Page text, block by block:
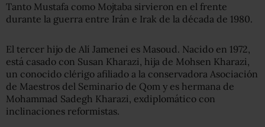
Tanto Mustafa como Mojtaba sirvieron en el frente
durante la guerra entre Irán e Irak de la década de 1980.
El tercer hijo de Alí Jamenei es Masoud. Nacido en 1972,
está casado con Susan Kharazi, hija de Mohsen Kharazi,
un conocido clérigo afiliado a la conservadora Asociación
de Maestros del Seminario de Qom y es hermana de
Mohammad Sadegh Kharazi, exdiplomático con
inclinaciones reformistas.